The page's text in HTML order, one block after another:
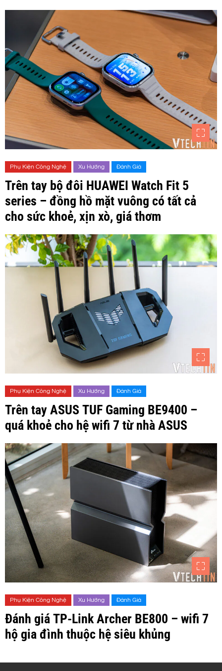
Phụ Kiện Công Nghệ Xu Hướng Đánh Giá
Trên tay bộ đôi HUAWEI Watch Fit 5
series – đồng hồ mặt vuông có tất cả
cho sức khoẻ, xịn xò, giá thơm
Phụ Kiện Công Nghệ Xu Hướng Đánh Giá
Trên tay ASUS TUF Gaming BE9400 –
quá khoẻ cho hệ wifi 7 từ nhà ASUS
Phụ Kiện Công Nghệ Xu Hướng Đánh Giá
Đánh giá TP-Link Archer BE800 – wifi 7
hộ gia đình thuộc hệ siêu khủng